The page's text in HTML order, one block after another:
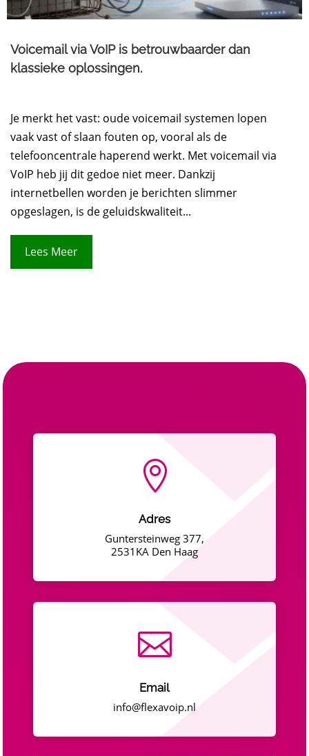
Voicemail via VoIP is betrouwbaarder dan
klassieke oplossingen.
Je merkt het vast: oude voicemail systemen lopen
vaak vast of slaan fouten op, vooral als de
telefooncentrale haperend werkt. Met voicemail via
VoIP heb jij dit gedoe niet meer. Dankzij
internetbellen worden je berichten slimmer
opgeslagen, is de geluidskwaliteit...
Lees Meer

Adres
Guntersteinweg 377,
2531KA Den Haag

Email
info@flexavoip.nl